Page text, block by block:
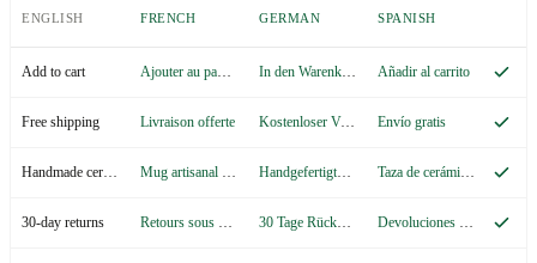
ENGLISH FRENCH GERMAN SPANISH
Add to cart Añadir al carrito
Free shipping Livraison offerte Kostenloser Versand Envío gratis
Handmade ceramic mug
30-day returns